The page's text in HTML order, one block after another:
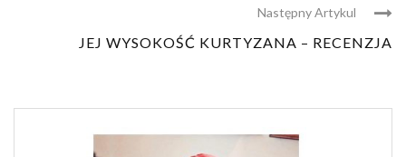
Następny Artykul
JEJ WYSOKOŚĆ KURTYZANA – RECENZJA